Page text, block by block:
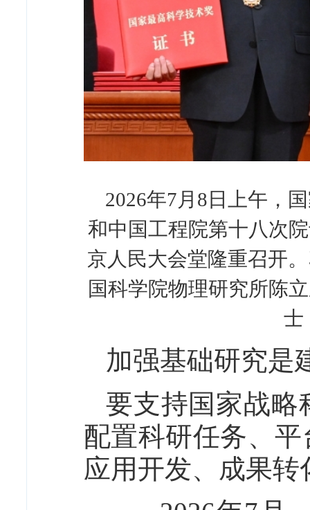
2026年7月8日上午，
和中国工程院第十八次
京人民大会堂隆重召开
国科学院物理研究所陈
士
加强基础研究是
要支持国家战略
配置科研任务、
应用开发、成果